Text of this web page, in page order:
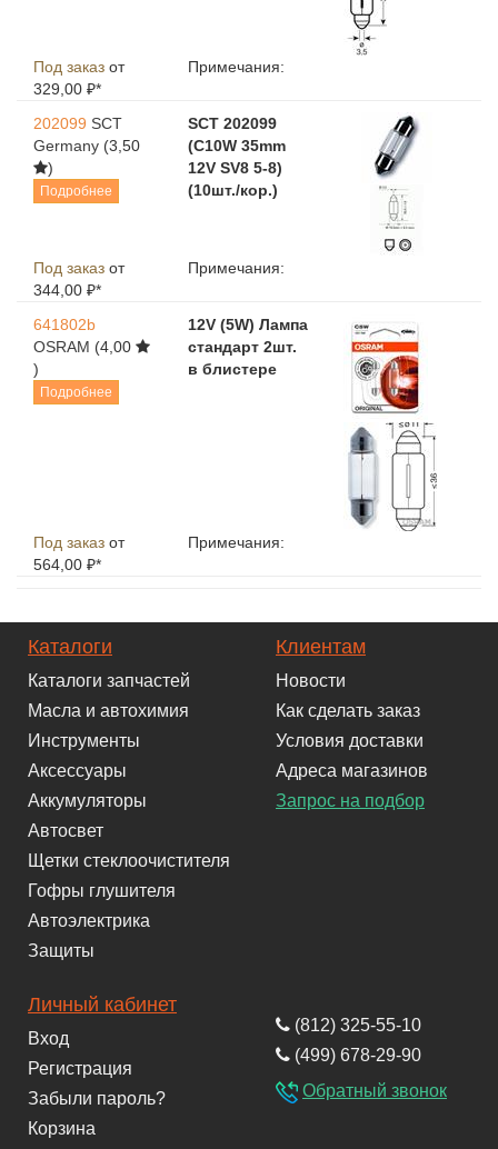
Под заказ от
329,00 ₽*
Примечания:
202099 SCT
Germany (3,50
)
Подробнее
SCT 202099
(C10W 35mm
12V SV8 5-8)
(10шт./кор.)
Под заказ от
344,00 ₽*
Примечания:
641802b
OSRAM (4,00
)
Подробнее
12V (5W) Лампа
стандарт 2шт.
в блистере
Под заказ от
564,00 ₽*
Примечания:
Каталоги
Каталоги запчастей
Масла и автохимия
Инструменты
Аксессуары
Аккумуляторы
Автосвет
Щетки стеклоочистителя
Гофры глушителя
Автоэлектрика
Защиты
Клиентам
Новости
Как сделать заказ
Условия доставки
Адреса магазинов
Запрос на подбор
Личный кабинет
Вход
Регистрация
Забыли пароль?
Корзина
(812) 325-55-10
(499) 678-29-90
Обратный звонок